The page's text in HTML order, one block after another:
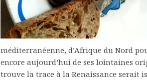
méditerranéenne, d’Afrique du Nord
encore aujourd’hui de ses lointaines
trouve la trace à la Renaissance serait